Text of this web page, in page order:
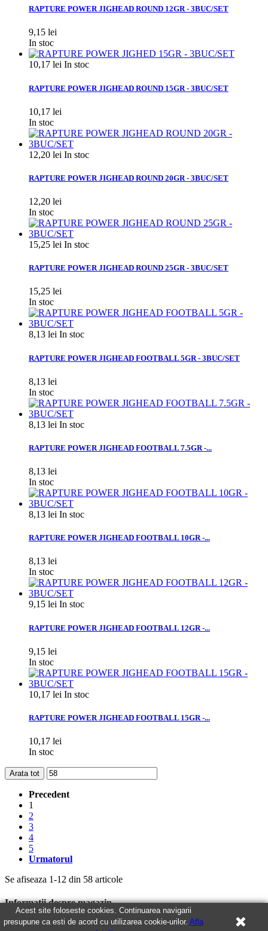
RAPTURE POWER JIGHEAD ROUND 12GR - 3BUC/SET
9,15 lei
In stoc
10,17 lei In stoc
RAPTURE POWER JIGHEAD ROUND 15GR - 3BUC/SET
10,17 lei
In stoc
12,20 lei In stoc
RAPTURE POWER JIGHEAD ROUND 20GR - 3BUC/SET
12,20 lei
In stoc
15,25 lei In stoc
RAPTURE POWER JIGHEAD ROUND 25GR - 3BUC/SET
15,25 lei
In stoc
8,13 lei In stoc
RAPTURE POWER JIGHEAD FOOTBALL 5GR - 3BUC/SET
8,13 lei
In stoc
8,13 lei In stoc
RAPTURE POWER JIGHEAD FOOTBALL 7.5GR -...
8,13 lei
In stoc
8,13 lei In stoc
RAPTURE POWER JIGHEAD FOOTBALL 10GR -...
8,13 lei
In stoc
9,15 lei In stoc
RAPTURE POWER JIGHEAD FOOTBALL 12GR -...
9,15 lei
In stoc
10,17 lei In stoc
RAPTURE POWER JIGHEAD FOOTBALL 15GR -...
10,17 lei
In stoc
Arata tot
Precedent
1
2
3
4
5
Urmatorul
Se afiseaza 1-12 din 58 articole
Informatii despre magazin
S.C. Givadi S.R.L.
Acest site foloseste cookies. Continuarea navigarii
presupune ca esti de acord cu utilizarea cookie-urilor. Afla